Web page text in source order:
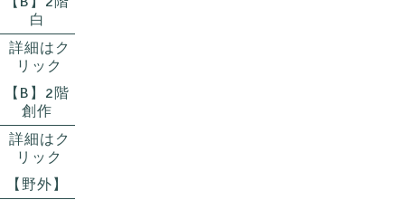
白
詳細はク
リック
【B】2階
創作
詳細はク
リック
【野外】